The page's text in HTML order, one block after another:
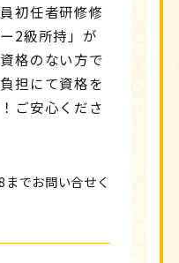
初任者研修修
2級所持」が
格のない方で
担にて資格を
ご安心くださ
でお問い合せく